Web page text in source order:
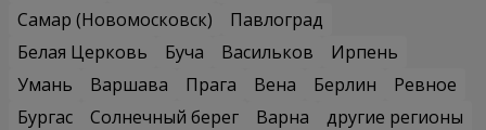
Самар (Новомосковск)
Павлоград
Белая Церковь
Буча Васильков
Ирпень
Умань
Варшава Прага Вена Берлин
Ревное
Бургас
Солнечный берег Варна другие регионы